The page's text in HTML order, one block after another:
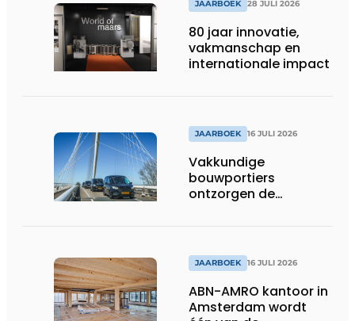
JAARBOEK 28 JULI 2026
80 jaar innovatie,
vakmanschap en
internationale impact
JAARBOEK 16 JULI 2026
Vakkundige
bouwportiers
ontzorgen de
JAARBOEK 16 JULI 2026
ABN-AMRO kantoor in
Amsterdam wordt